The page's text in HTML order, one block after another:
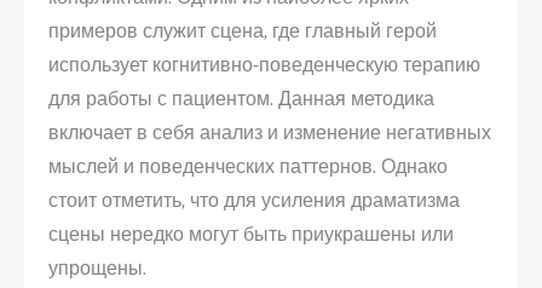
примеров служит сцена, где главный герой
использует когнитивно-поведенческую терапию
для работы с пациентом. Данная методика
включает в себя анализ и изменение негативных
мыслей и поведенческих паттернов. Однако
стоит отметить, что для усиления драматизма
сцены нередко могут быть приукрашены или
упрощены.